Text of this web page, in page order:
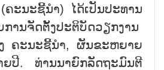
ະນະຊີ້ນຳ) ໄດ້ເປັນປະທານ
ານຈັດຕັ້ງປະຕິບັດວຽກງານ
ຄະນະຊີ້ນຳ, ຜັນຂະຫຍາຍ
ຍປີ. ທ່ານນາຍົກລັດຖະມົນຕີ